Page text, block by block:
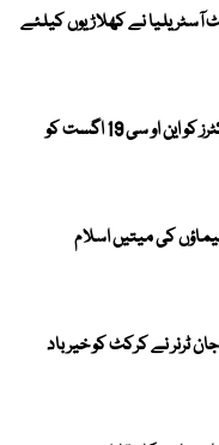
آسٹریلیا نے کھلاڑیوں کیلئے
کیریبین پریمیئر لیگ ، قومی کرکٹرز کو این او سی 19 اگست کو
کوہ پیماؤں کی میتیں اسلام
باؤلر جان ٹرنر نے کرکٹ کو خیر باد